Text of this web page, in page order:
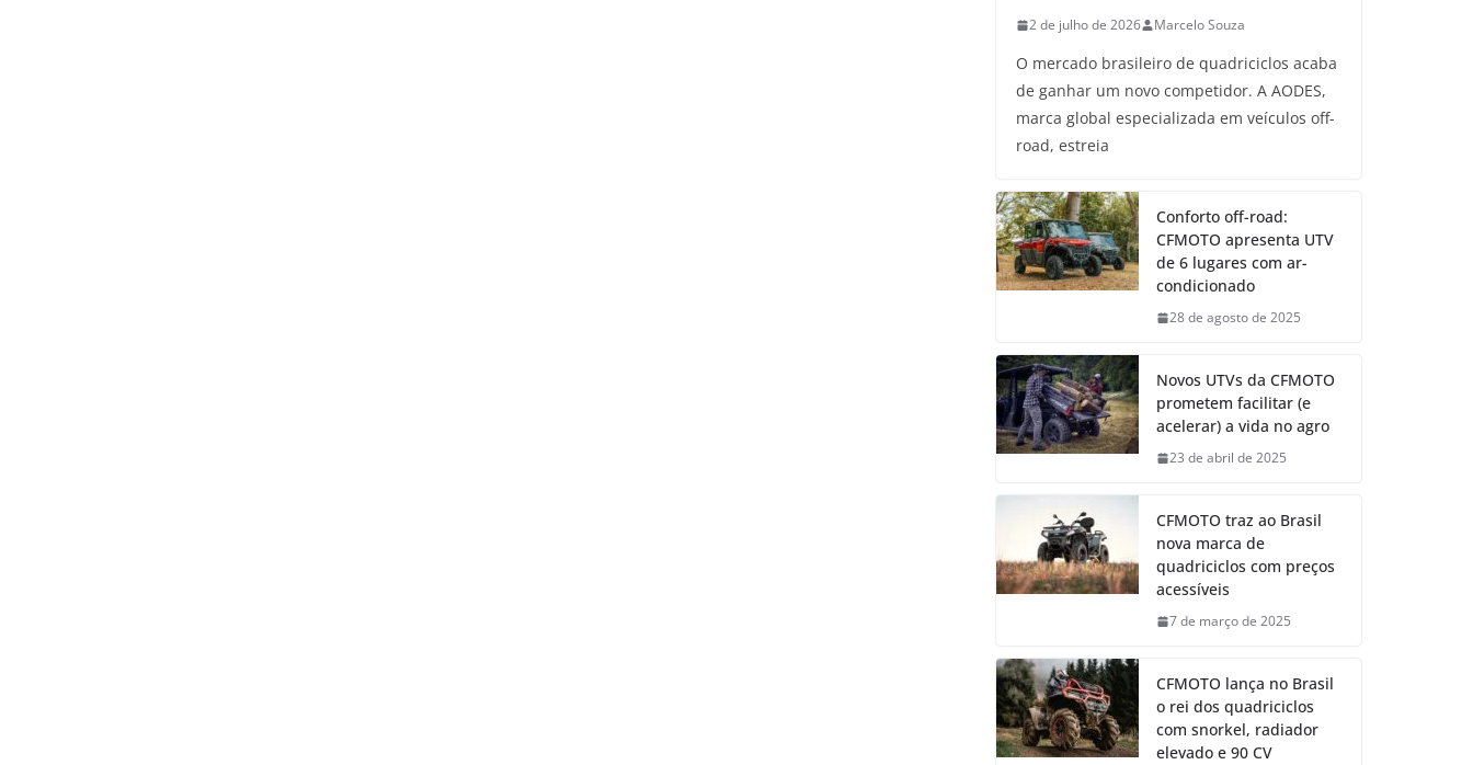
2 de julho de 2026 Marcelo Souza
O mercado brasileiro de quadriciclos acaba
de ganhar um novo competidor. A AODES,
marca global especializada em veículos off-
road, estreia
Conforto off-road:
CFMOTO apresenta UTV
de 6 lugares com ar-
condicionado
28 de agosto de 2025
Novos UTVs da CFMOTO
prometem facilitar (e
acelerar) a vida no agro
23 de abril de 2025
CFMOTO traz ao Brasil
nova marca de
quadriciclos com preços
acessíveis
7 de março de 2025
CFMOTO lança no Brasil
o rei dos quadriciclos
com snorkel, radiador
elevado e 90 CV